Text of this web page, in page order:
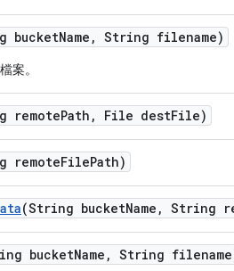
bucketName , String filename)
案。
remotePath , File destFile)
remoteFilePath)
(String bucketName , String
bucketName , String